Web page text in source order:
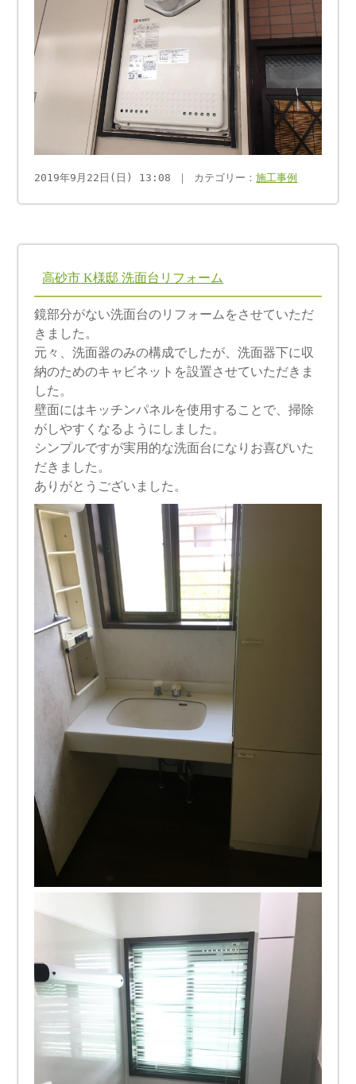
2019年9月22日(日) 13:08 ｜ カテゴリー：施工事例
高砂市 K様邸 洗面台リフォーム
鏡部分がない洗面台のリフォームをさせていただ
きました。
元々、洗面器のみの構成でしたが、洗面器下に収
納のためのキャビネットを設置させていただきま
した。
壁面にはキッチンパネルを使用することで、掃除
がしやすくなるようにしました。
シンプルですが実用的な洗面台になりお喜びいた
だきました。
ありがとうございました。